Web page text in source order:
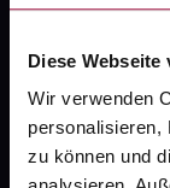
Diese Webseite
Wir verwenden
personalisieren,
zu können und
gesund.de
Über uns